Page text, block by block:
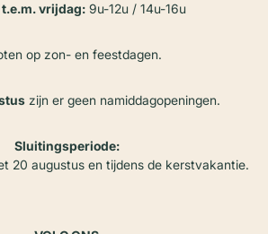
vrijdag:9u-12u / 14u-16u
op zon- en feestdagen.
zijn er geen namiddagopeningen.
Sluitingsperiode:
20 augustus en tijdens de kerstvakantie.